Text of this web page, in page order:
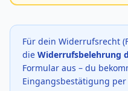
Für dein Widerrufsrecht
die Widerrufsbelehrung
Formular aus – du
Eingangsbestätigung per